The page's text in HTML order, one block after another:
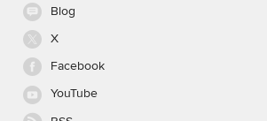
Blog
X
Facebook
YouTube